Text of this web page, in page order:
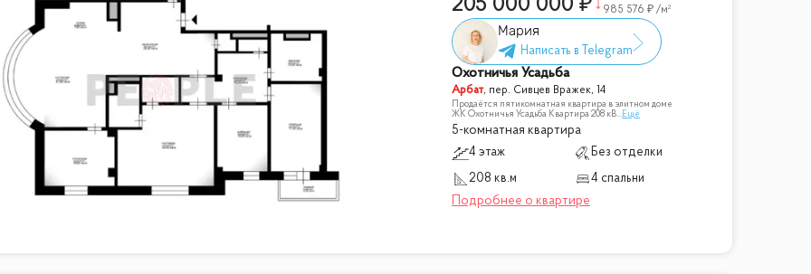
205 000 000 985 576 /м²
Мария
Охотничья Усадьба
Арбат, пер. Сивцев Вражек, 14
Продаётся пятикомнатная квартира в элитном доме
ЖК Охотничья Усадьба Квартира 208 кВ...Ещё
5-комнатная квартира
4 этаж
Без отделки
208 кв.м
4 спальни